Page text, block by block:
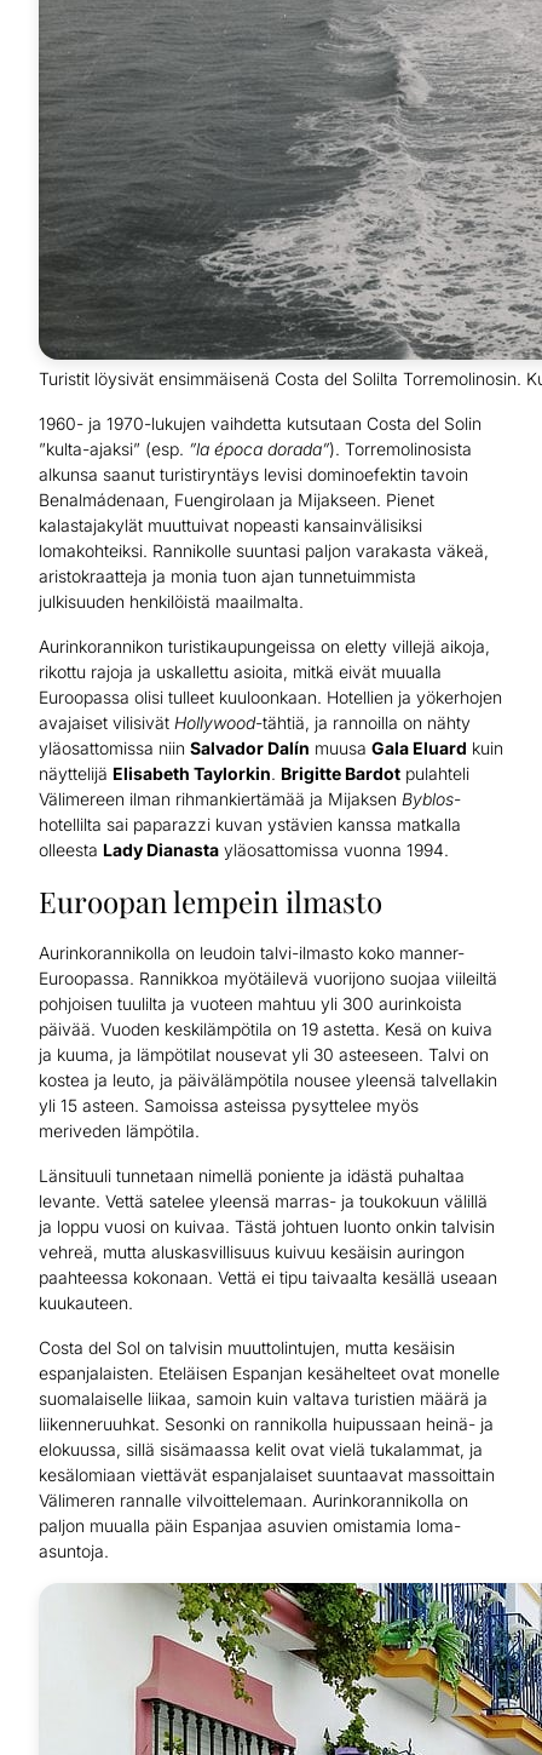
Turistit löysivät ensimmäisenä Costa del Solilta Torremolinosin.
1960- ja 1970-lukujen vaihdetta kutsutaan Costa del Solin
”kulta-ajaksi” (esp. ”la época dorada”). Torremolinosista
alkunsa saanut turistiryntäys levisi dominoefektin tavoin
Benalmádenaan, Fuengirolaan ja Mijakseen. Pienet
kalastajakylät muuttuivat nopeasti kansainvälisiksi
lomakohteiksi. Rannikolle suuntasi paljon varakasta väkeä,
aristokraatteja ja monia tuon ajan tunnetuimmista
julkisuuden henkilöistä maailmalta.
Aurinkorannikon turistikaupungeissa on eletty villejä aikoja,
rikottu rajoja ja uskallettu asioita, mitkä eivät muualla
Euroopassa olisi tulleet kuuloonkaan. Hotellien ja yökerhojen
avajaiset vilisivät Hollywood-tähtiä, ja rannoilla on nähty
yläosattomissa niin Salvador Dalín muusa Gala Eluard kuin
näyttelijä Elisabeth Taylorkin. Brigitte Bardot pulahteli
Välimereen ilman rihmankiertämää ja Mijaksen Byblos-
hotellilta sai paparazzi kuvan ystävien kanssa matkalla
olleesta Lady Dianasta yläosattomissa vuonna 1994.
Euroopan lempein ilmasto
Aurinkorannikolla on leudoin talvi-ilmasto koko manner-
Euroopassa. Rannikkoa myötäilevä vuorijono suojaa viileiltä
pohjoisen tuulilta ja vuoteen mahtuu yli 300 aurinkoista
päivää. Vuoden keskilämpötila on 19 astetta. Kesä on kuiva
ja kuuma, ja lämpötilat nousevat yli 30 asteeseen. Talvi on
kostea ja leuto, ja päivälämpötila nousee yleensä talvellakin
yli 15 asteen. Samoissa asteissa pysyttelee myös
meriveden lämpötila.
Länsituuli tunnetaan nimellä poniente ja idästä puhaltaa
levante. Vettä satelee yleensä marras- ja toukokuun välillä
ja loppu vuosi on kuivaa. Tästä johtuen luonto onkin talvisin
vehreä, mutta aluskasvillisuus kuivuu kesäisin auringon
paahteessa kokonaan. Vettä ei tipu taivaalta kesällä useaan
kuukauteen.
Costa del Sol on talvisin muuttolintujen, mutta kesäisin
espanjalaisten. Eteläisen Espanjan kesähelteet ovat monelle
suomalaiselle liikaa, samoin kuin valtava turistien määrä ja
liikenneruuhkat. Sesonki on rannikolla huipussaan heinä- ja
elokuussa, sillä sisämaassa kelit ovat vielä tukalammat, ja
kesälomiaan viettävät espanjalaiset suuntaavat massoittain
Välimeren rannalle vilvoittelemaan. Aurinkorannikolla on
paljon muualla päin Espanjaa asuvien omistamia loma-
asuntoja.